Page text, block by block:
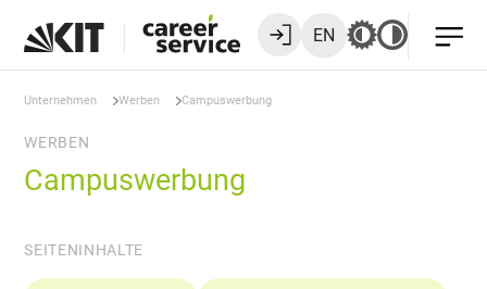
EN
Unternehmen Werben Campuswerbung
WERBEN
Campuswerbung
SEITENINHALTE